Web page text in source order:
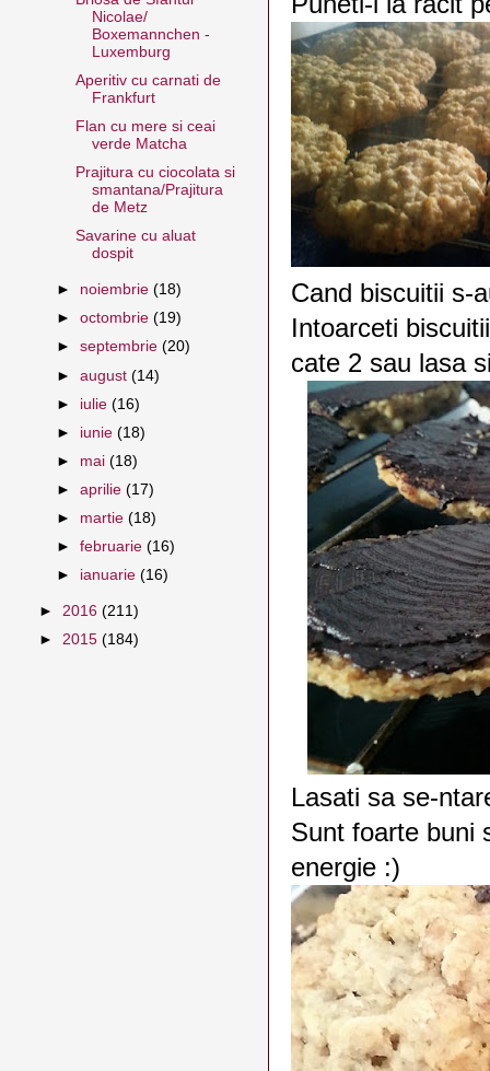
Cand biscuitii s-
Intoarceti
cate 2 sau lasa
Lasati sa se-
Sunt foarte buni
energie :)
Nicolae/
Boxemannchen -
Luxemburg
Aperitiv cu carnati de
Frankfurt
Flan cu mere si ceai
verde Matcha
Prajitura cu ciocolata si
smantana/Prajitura
de Metz
Savarine cu aluat
dospit
► noiembrie(18)
►octombrie(19)
►septembrie(20)
►august(14)
► iulie(16)
► iunie(18)
► mai(18)
►aprilie(17)
► martie(18)
►februarie(16)
► ianuarie(16)
► 2016 (211)
► 2015 (184)